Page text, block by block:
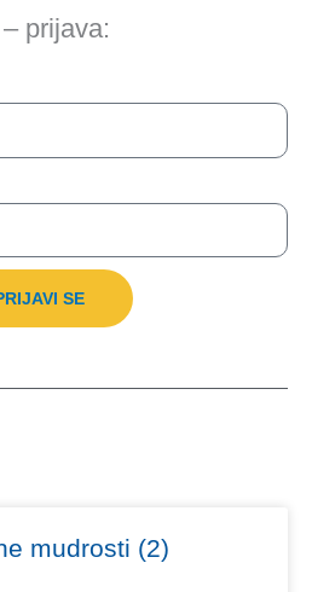
prijava:
SE
mudrosti (2)